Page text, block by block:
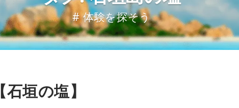
# 体験を探そう
【石垣の塩】